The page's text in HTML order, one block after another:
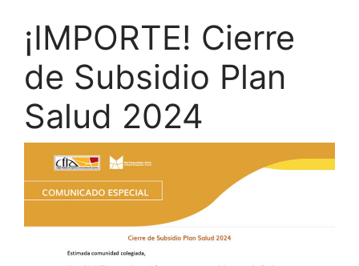
¡IMPORTE! Cierre
de Subsidio Plan
Salud 2024